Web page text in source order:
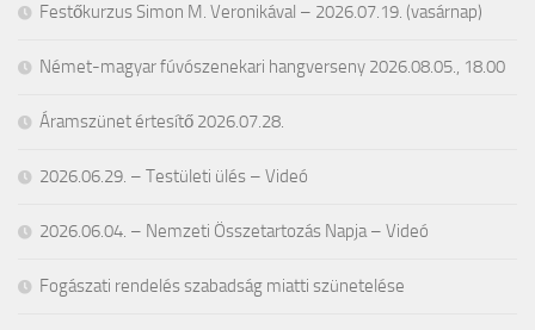
Festőkurzus Simon M. Veronikával – 2026.07.19. (vasárnap)
Német-magyar fúvószenekari hangverseny 2026.08.05., 18.00
Áramszünet értesítő 2026.07.28.
2026.06.29. – Testületi ülés – Videó
2026.06.04. – Nemzeti Összetartozás Napja – Videó
Fogászati rendelés szabadság miatti szünetelése